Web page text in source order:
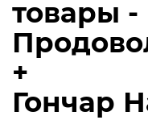
товары -
+
Гончар